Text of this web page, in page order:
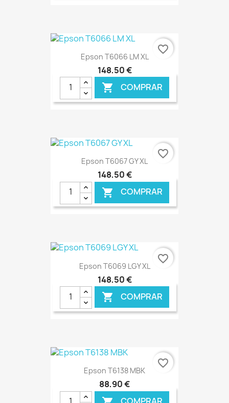
€ ONLINE
Epson T6066 LM XL
148,50 €
 COMPRAR
€ ONLINE
favorite_border
Epson T6067 GY XL
148,50 €
 COMPRAR
€ ONLINE
favorite_border
Epson T6069 LGY XL
148,50 €
 COMPRAR
€ ONLINE
favorite_border
Epson T6138 MBK
88,90 €
favorite_border